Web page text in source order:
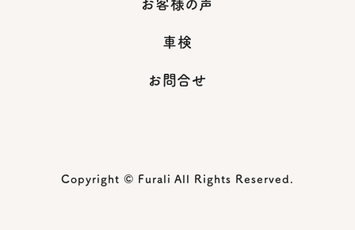
お客様の声
車検
お問合せ
Copyright © Furali All Rights Reserved.